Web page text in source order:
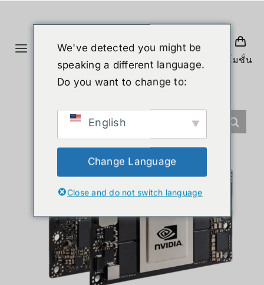
Toggle
Navigation
ヒューマノイド
ニュース
サービス
ショップ
โปรโมชั่น
We've detected you might be
speaking a different language.
Do you want to change to:
English
Change Language
Close and do not switch language